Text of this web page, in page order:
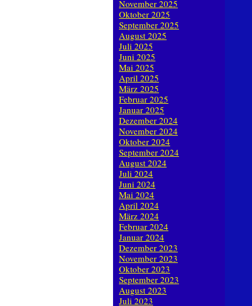
November 2025
Oktober 2025
September 2025
August 2025
Juli 2025
Juni 2025
Mai 2025
April 2025
März 2025
Februar 2025
Januar 2025
Dezember 2024
November 2024
Oktober 2024
September 2024
August 2024
Juli 2024
Juni 2024
Mai 2024
April 2024
März 2024
Februar 2024
Januar 2024
Dezember 2023
November 2023
Oktober 2023
September 2023
August 2023
Juli 2023